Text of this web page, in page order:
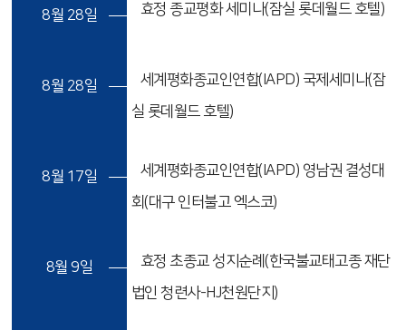
8월 28일 효정 종교평화 세미나(잠실 롯데월드 호텔)
8월 28일
세계평화종교인연합(IAPD) 국제세미나(잠
실 롯데월드 호텔)
8월 17일
세계평화종교인연합(IAPD) 영남권 결성대
회(대구 인터불고 엑스코)
8월 9일
효정 초종교 성지순례(한국불교태고종 재단
법인 청련사-HJ천원단지)